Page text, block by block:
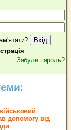
Забули пароль?
допомогу від